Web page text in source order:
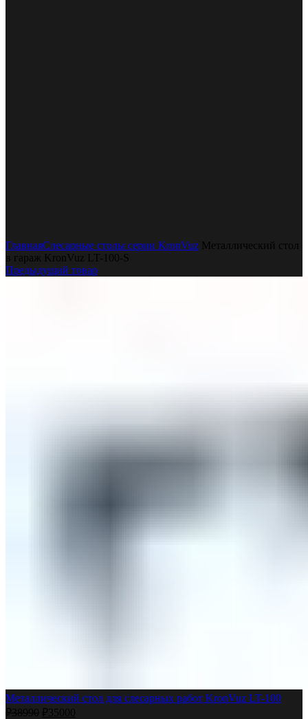
ГлавнаяСлесарные столы серии KronVuz Металлический стол
в гараж KronVuz LT-100-S
Предыдущий товар
Металлический стол для слесарных работ KronVuz LT-100
₽38990 ₽ 35000